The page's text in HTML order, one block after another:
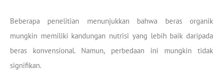
Beberapa penelitian menunjukkan bahwa beras organik
mungkin memiliki kandungan nutrisi yang lebih baik daripada
beras konvensional. Namun, perbedaan ini mungkin tidak
signifikan.